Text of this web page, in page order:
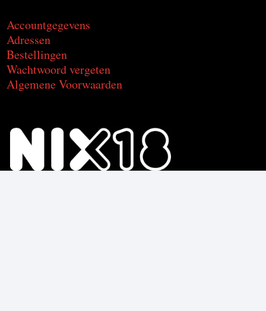
Accountgegevens
Adressen
Bestellingen
Wachtwoord vergeten
Algemene Voorwaarden